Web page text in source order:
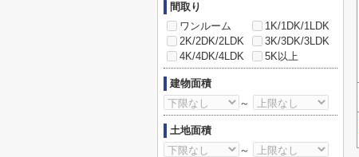
間取り
ワンルーム
1K/1DK/1LDK
2K/2DK/2LDK
3K/3DK/3LDK
4K/4DK/4LDK
5K以上
建物面積
～
土地面積
～